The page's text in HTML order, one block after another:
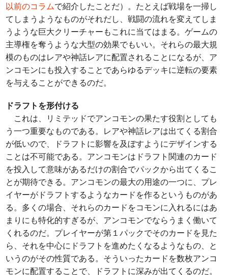
以前のコラムで紹介したことだ）。たとえば戦場を一掃し
てしまうようなものがそれだし、戦闘の流れを変えてしま
うような巨大クリーチャーもこれに当てはまる。ゲームの
主導権を奪うような大型の効果でもいい。それらの最大規
模のものはレアや神話レアに配置されることになるが、ア
ンコモンにも投入することであらゆるデッキに逆転の要素
を与えることができるのだ。
ドラフトを形付ける
これは、リミテッドでアンコモンの果たす役割としても
う一つ重要なものである。レアや神話レアは出てくる割合
が低いので、ドラフトに影響を及ぼすようにデザインする
ことは不可能である。アンコモンはドラフト関連のカード
を投入して意味があるだけの割合でパックから出てくるこ
とが期待できる。アンコモンの最大の用途の一つに、プレ
イヤーがドラフトするようなカードを作るというものがあ
る。多くの場合、それらのカードをコモンに入れるにはあ
まりにも特化的すぎるが、アンコモンでならうまく働いて
くれるのだ。プレイヤーが第１パックでそのカードを見た
ら、それを中心にドラフトを進めたくなるようなもの、と
いうのがその性質である。そういったカードを数枚アンコ
モンに配置することで、ドラフトに深みが出てくるのだ。